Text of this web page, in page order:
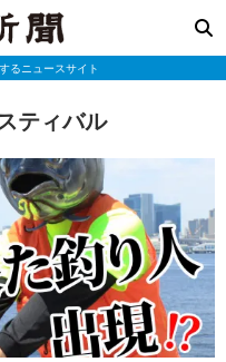
るニュースサイト
ティバル